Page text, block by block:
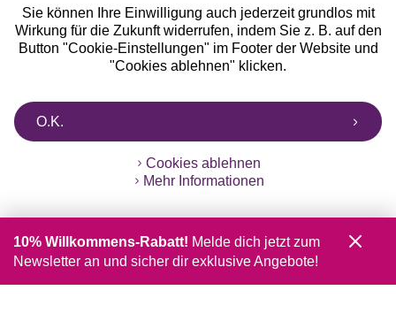
Sie können Ihre Einwilligung auch jederzeit grundlos mit
Wirkung für die Zukunft widerrufen, indem Sie z. B. auf den
Button "Cookie-Einstellungen" im Footer der Website und
"Cookies ablehnen" klicken.
O.K.
Cookies ablehnen
Mehr Informationen
10% Willkommens-Rabatt! Melde dich jetzt zum
Newsletter an und sicher dir exklusive Angebote!